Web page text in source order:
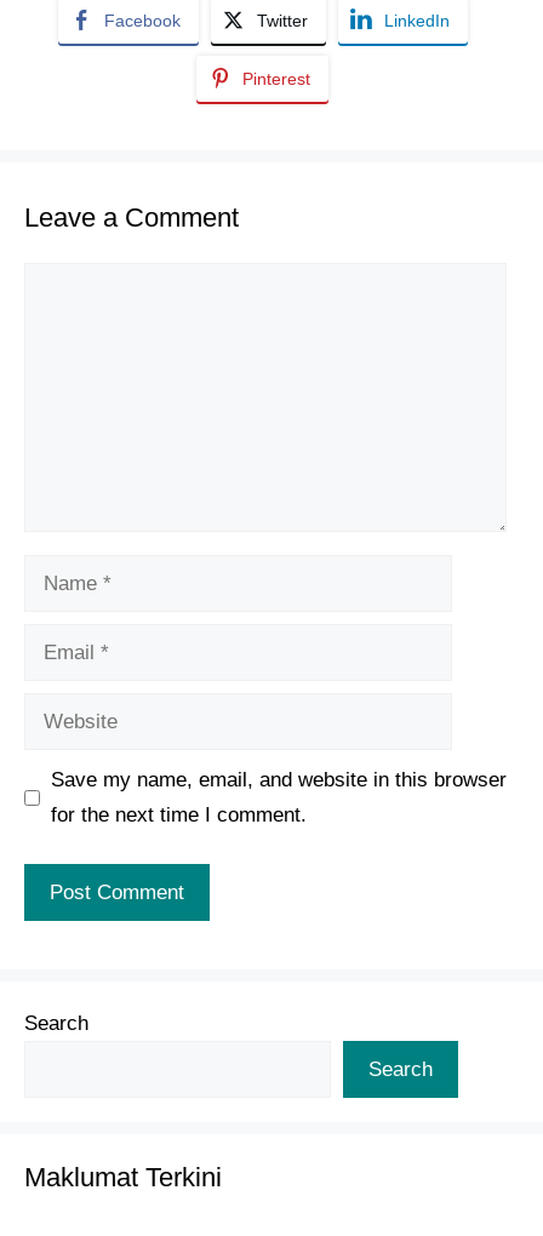
Facebook Twitter LinkedIn
Pinterest
Leave a Comment
Name
Email
Website
Save my name, email, and website in this browser
for the next time I comment.
Search
Search
Maklumat Terkini